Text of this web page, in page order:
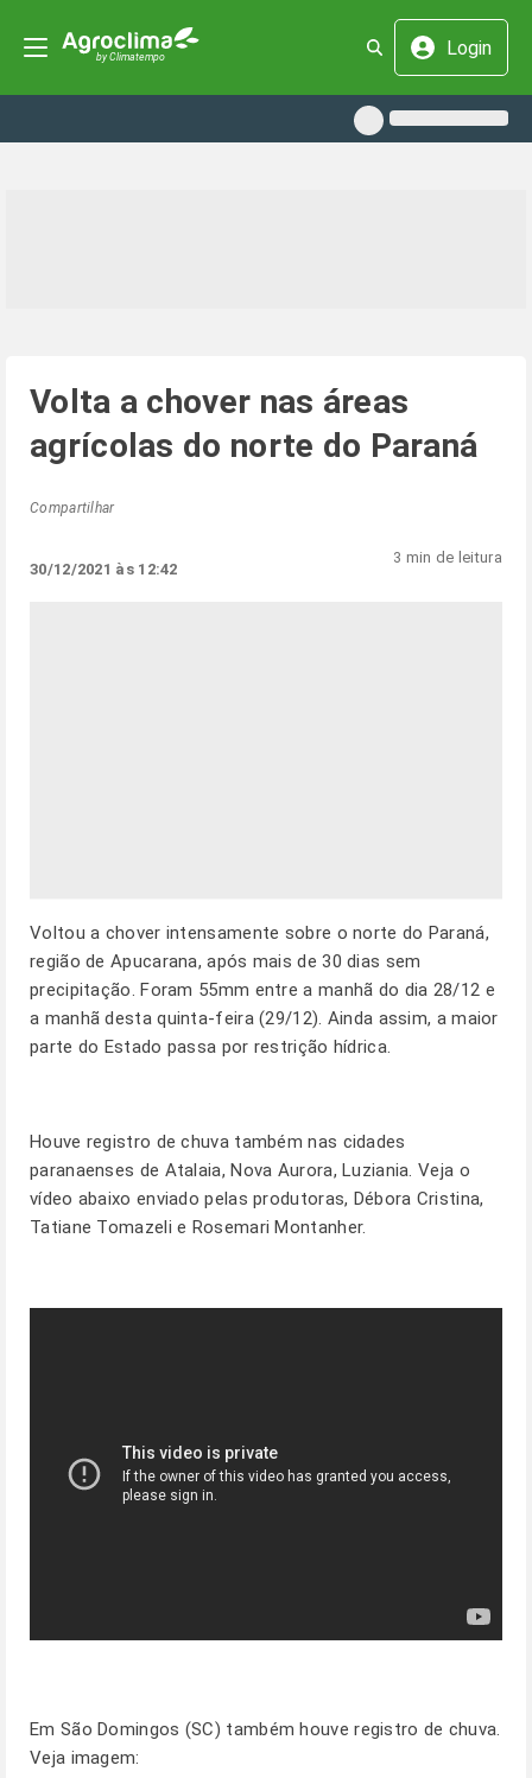
Login
Volta a chover nas áreas
agrícolas do norte do Paraná
Compartilhar
30/12/2021 às 12:42
3 min de leitura
Voltou a chover intensamente sobre o norte do Paraná,
região de Apucarana, após mais de 30 dias sem
precipitação. Foram 55mm entre a manhã do dia 28/12 e
a manhã desta quinta-feira (29/12). Ainda assim, a maior
parte do Estado passa por restrição hídrica.
Houve registro de chuva também nas cidades
paranaenses de Atalaia, Nova Aurora, Luziania. Veja o
vídeo abaixo enviado pelas produtoras, Débora Cristina,
Tatiane Tomazeli e Rosemari Montanher.
Em São Domingos (SC) também houve registro de chuva.
Veja imagem: